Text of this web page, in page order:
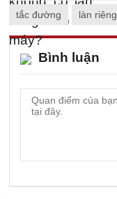
tắc đường làn riêng
Bình luận